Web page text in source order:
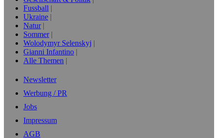
Fussball
Ukraine
Natur
Sommer
Wolodymyr Selenskyj
Gianni Infantino
Alle Themen
Newsletter
Werbung / PR
Jobs
Impressum
AGB